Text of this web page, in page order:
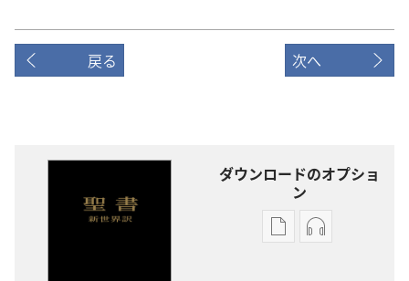
戻る 次へ
ダウンロードのオプショ
ン
出
オー